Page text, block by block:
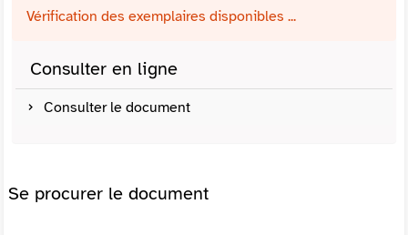
Vérification des exemplaires disponibles ...
Consulter en ligne
Consulter le document
Se procurer le document